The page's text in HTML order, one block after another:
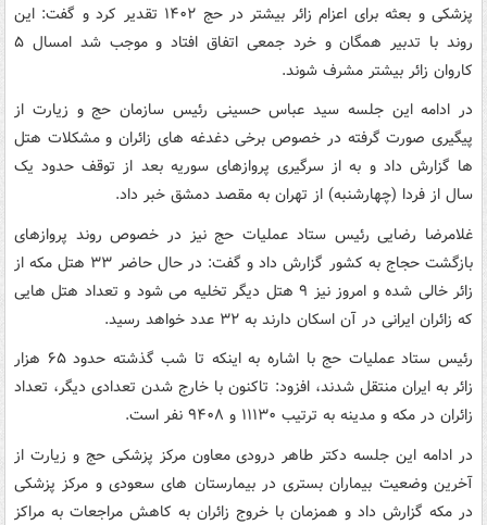
پزشکی و بعثه برای اعزام زائر بیشتر در حج ۱۴۰۲ تقدیر کرد و گفت: این
روند با تدبیر همگان و خرد جمعی اتفاق افتاد و موجب شد امسال ۵
کاروان زائر بیشتر مشرف شوند.
در ادامه این جلسه سید عباس حسینی رئیس سازمان حج و زیارت از
پیگیری صورت گرفته در خصوص برخی دغدغه های زائران و مشکلات هتل
ها گزارش داد و به از سرگیری پروازهای سوریه بعد از توقف حدود یک
سال از فردا (چهارشنبه) از تهران به مقصد دمشق خبر داد.
غلامرضا رضایی رئیس ستاد عملیات حج نیز در خصوص روند پروازهای
بازگشت حجاج به کشور گزارش داد و گفت: در حال حاضر ۳۳ هتل مکه از
زائر خالی شده و امروز نیز ۹ هتل دیگر تخلیه می شود و تعداد هتل هایی
که زائران ایرانی در آن اسکان دارند به ۳۲ عدد خواهد رسید.
رئیس ستاد عملیات حج با اشاره به اینکه تا شب گذشته حدود ۶۵ هزار
زائر به ایران منتقل شدند، افزود: تاکنون با خارج شدن تعدادی دیگر، تعداد
زائران در مکه و مدینه به ترتیب ۱۱۱۳۰ و ۹۴۰۸ نفر است.
در ادامه این جلسه دکتر طاهر درودی معاون مرکز پزشکی حج و زیارت از
آخرین وضعیت بیماران بستری در بیمارستان های سعودی و مرکز پزشکی
در مکه گزارش داد و همزمان با خروج زائران به کاهش مراجعات به مراکز